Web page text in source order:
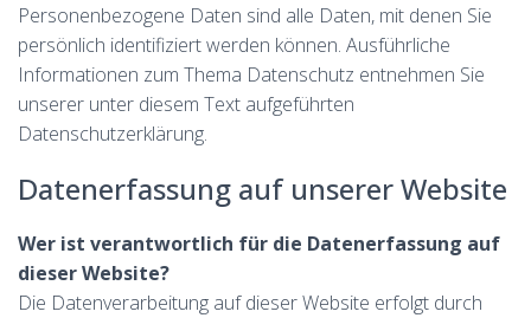
Personenbezogene Daten sind alle Daten, mit denen Sie
persönlich identifiziert werden können. Ausführliche
Informationen zum Thema Datenschutz entnehmen Sie
unserer unter diesem Text aufgeführten
Datenschutzerklärung.
Datenerfassung auf unserer Website
Wer ist verantwortlich für die Datenerfassung auf
dieser Website?
Die Datenverarbeitung auf dieser Website erfolgt durch